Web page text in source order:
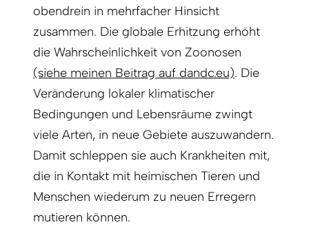
obendrein in mehrfacher Hinsicht
zusammen. Die globale Erhitzung erhöht
die Wahrscheinlichkeit von Zoonosen
(siehe meinen Beitrag auf dandc.eu). Die
Veränderung lokaler klimatischer
Bedingungen und Lebensräume zwingt
viele Arten, in neue Gebiete auszuwandern.
Damit schleppen sie auch Krankheiten mit,
die in Kontakt mit heimischen Tieren und
Menschen wiederum zu neuen Erregern
mutieren können.